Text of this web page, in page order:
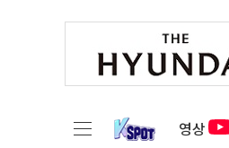
영상